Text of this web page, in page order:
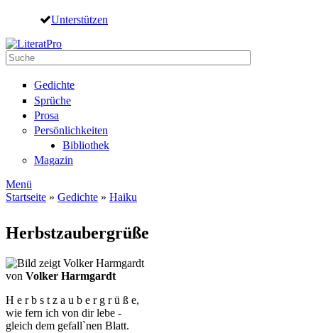
Direkt zum Inhalt
Unterstützen
Suche
Gedichte
Sprüche
Prosa
Persönlichkeiten
Bibliothek
Magazin
Menü
Startseite » Gedichte » Haiku
Herbstzaubergrüße
von Volker Harmgardt
H e r b s t z a u b e r g r ü ß e,
wie fern ich von dir lebe -
gleich dem gefall`nen Blatt.